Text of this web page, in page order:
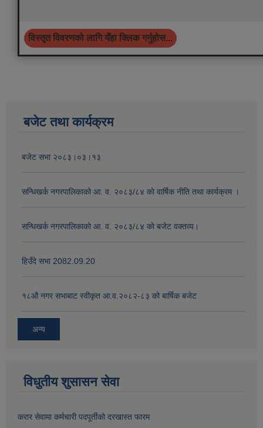
विस्तृत विवरणको लागि यँहा क्लिक गर्नुहोस...
बजेट तथा कार्यक्रम
बजेट सभा २०८३।०३।१३
सन्धिखर्क नगरपालिकाको आ. व. २०८३/८४ काे वार्षिक नीति तथा कार्यक्रम ।
सन्धिखर्क नगरपालिकाको आ. व. २०८३/८४ काे बजेट वक्तव्य।
हिउँदे सभा 2082.09.20
१८‍औ नगर सभाबाट स्वीकृत आ.व.२०८२-८३ को बार्षिक बजेट
अन्य
विधुतीय शुसासन सेवा
करार सेवामा कर्मचारी पदपूर्तीको दरखास्त फारम